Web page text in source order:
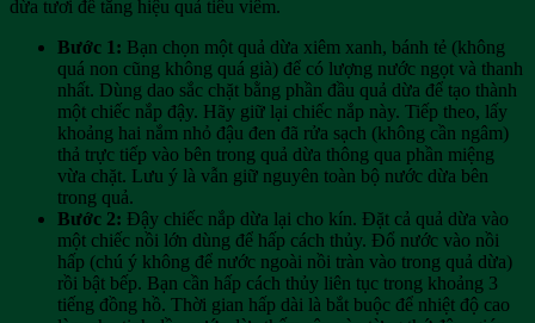
dừa tươi để tăng hiệu quả tiêu viêm.
Bước 1: Bạn chọn một quả dừa xiêm xanh, bánh tẻ (không
quá non cũng không quá già) để có lượng nước ngọt và thanh
nhất. Dùng dao sắc chặt bằng phần đầu quả dừa để tạo thành
một chiếc nắp đậy. Hãy giữ lại chiếc nắp này. Tiếp theo, lấy
khoảng hai nắm nhỏ đậu đen đã rửa sạch (không cần ngâm)
thả trực tiếp vào bên trong quả dừa thông qua phần miệng
vừa chặt. Lưu ý là vẫn giữ nguyên toàn bộ nước dừa bên
trong quả.
Bước 2: Đậy chiếc nắp dừa lại cho kín. Đặt cả quả dừa vào
một chiếc nồi lớn dùng để hấp cách thủy. Đổ nước vào nồi
hấp (chú ý không để nước ngoài nồi tràn vào trong quả dừa)
rồi bật bếp. Bạn cần hấp cách thủy liên tục trong khoảng 3
tiếng đồng hồ. Thời gian hấp dài là bắt buộc để nhiệt độ cao